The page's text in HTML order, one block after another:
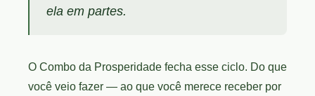
ela em partes.
O Combo da Prosperidade fecha esse ciclo. Do que
você veio fazer — ao que você merece receber por